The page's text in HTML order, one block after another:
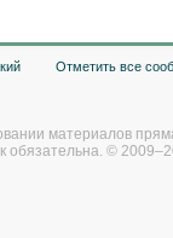
Отметить все
материалов
обязательна. ©